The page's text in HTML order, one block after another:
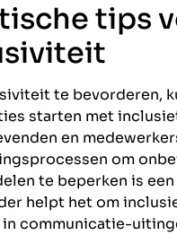
tips
te bevorderen,
starten met
en
om
te beperken is
helpt het om
in communicatie-